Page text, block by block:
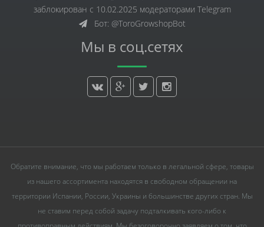
заблокирован с 10.02.2025 модераторами Telegram
Бот: @ToroGrowshopBot
Мы в соц.сетях
Обратите внимание, что мы работаем только в легальной сфере, товары
из нашего ассортимента находятся в свободном обращении на
территории Испании, России, Украины и большинстве других стран. Мы
не ставим перед собой задачу подталкивать кого-либо к